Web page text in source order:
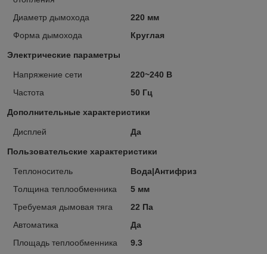
Диаметр дымохода
220 мм
Форма дымохода
Круглая
Электрические параметры
Напряжение сети
220~240 В
Частота
50 Гц
Дополнительные характеристики
Дисплей Да
Пользовательские характеристики
Теплоноситель
Вода|Антифриз
Толщина теплообменника
5 мм
Требуемая дымовая тяга
22 Па
Автоматика
Да
Площадь теплообменника
9.3